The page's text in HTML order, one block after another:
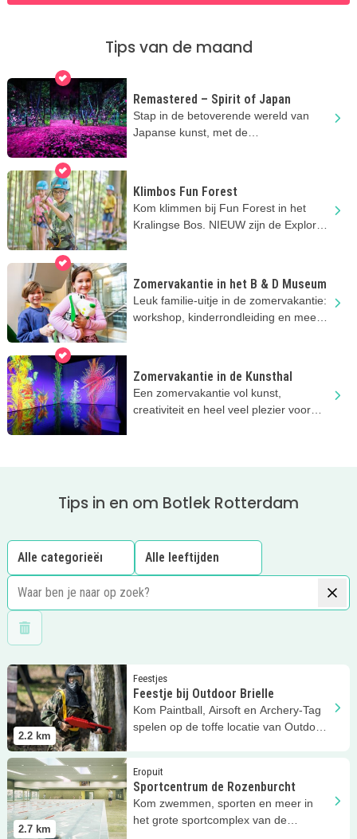
Tips van de maand
Remastered – Spirit of Japan
Stap in de betoverende wereld van
Japanse kunst, met de
Klimbos Fun Forest
Kom klimmen bij Fun Forest in het
Kralingse Bos. NIEUW zijn de Explorer
Zomervakantie in het B & D Museum
Leuk familie-uitje in de zomervakantie:
workshop, kinderrondleiding en meer
Zomervakantie in de Kunsthal
Een zomervakantie vol kunst,
creativiteit en heel veel plezier voor
Tips in en om Botlek Rotterdam
Wis filters
2.2 km
Feestjes
Feestje bij Outdoor Brielle
Kom Paintball, Airsoft en Archery-Tag
spelen op de toffe locatie van Outdoor
Lees meer Feestje bij Outdoor Brielle
2.7 km
Eropuit
Sportcentrum de Rozenburcht
Kom zwemmen, sporten en meer in
het grote sportcomplex van de
Lees meer Sportcentrum de Rozenburcht